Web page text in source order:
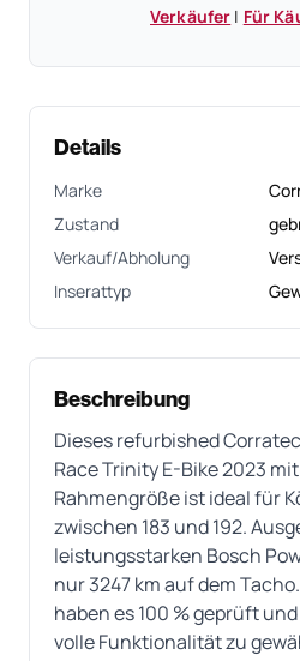
Verkäufer | Für
Details
Marke
Zustand
Verkauf/Abholung
Inserattyp
Beschreibung
Dieses refurbished
Race Trinity E-Bike 2023
Rahmengröße ist ideal für
zwischen 183 und 192.
leistungsstarken Bosch
nur 3247 km auf dem
haben es 100 % geprüft
volle Funktionalität zu